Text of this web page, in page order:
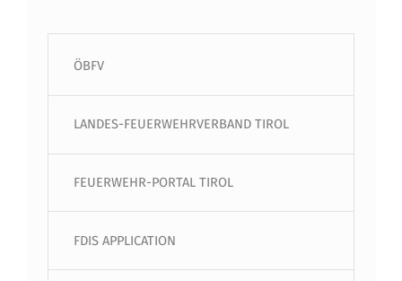
ÖBFV
LANDES-FEUERWEHRVERBAND TIROL
FEUERWEHR-PORTAL TIROL
FDIS APPLICATION